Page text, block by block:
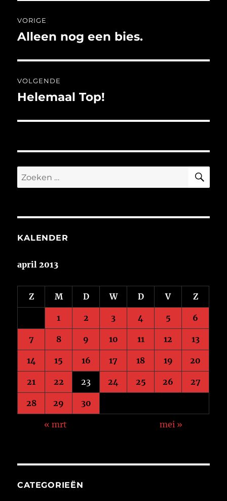
navigatie
VORIGE
Vorig
Alleen nog een bies.
VOLGENDE
Volgend
Helemaal Top!
Zoeken
naar:
KALENDER
april 2013
Z M D W D V Z
1 2 3 4 5 6
7 8 9 10 11 12 13
14 15 16 17 18 19 20
21 22 23 24 25 26 27
28 29 30
« mrt mei »
CATEGORIEËN